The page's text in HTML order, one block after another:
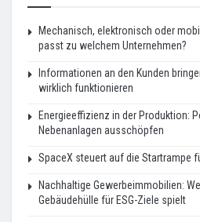
Mechanisch, elektronisch oder
passt zu welchem Unternehmen?
Informationen an den Kunden
wirklich funktionieren
Energieeffizienz in der Produktion:
Nebenanlagen ausschöpfen
SpaceX steuert auf die Startrampe
Nachhaltige Gewerbeimmobilien:
Gebäudehülle für ESG-Ziele spielt